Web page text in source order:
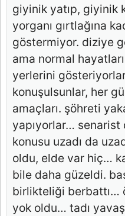
giyinik yatıp, giyinik
yorganı gırtlağına
göstermiyor. diziye
ama normal
yerlerini
konuşulsunlar, her
amaçları. şöhreti
yapıyorlar… senarist
konusu uzadı da
oldu, elde var hiç…
bile daha güzeldi.
birlikteliği berbattı…
yok oldu… tadı